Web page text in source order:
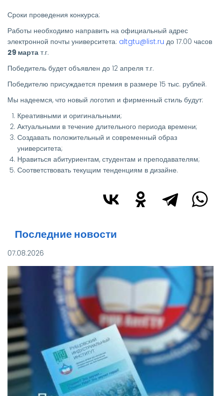
Сроки проведения конкурса:
Работы необходимо направить на официальный адрес
электронной почты университета: altgtu@list.ru до 17.00 часов
29 марта т.г.
Победитель будет объявлен до 12 апреля т.г.
Победителю присуждается премия в размере 15 тыс. рублей.
Мы надеемся, что новый логотип и фирменный стиль будут:
Креативными и оригинальными;
Актуальными в течение длительного периода времени;
Создавать положительный и современный образ
университета;
Нравиться абитуриентам, студентам и преподавателям;
Соответствовать текущим тенденциям в дизайне.
Последние новости
07.08.2026